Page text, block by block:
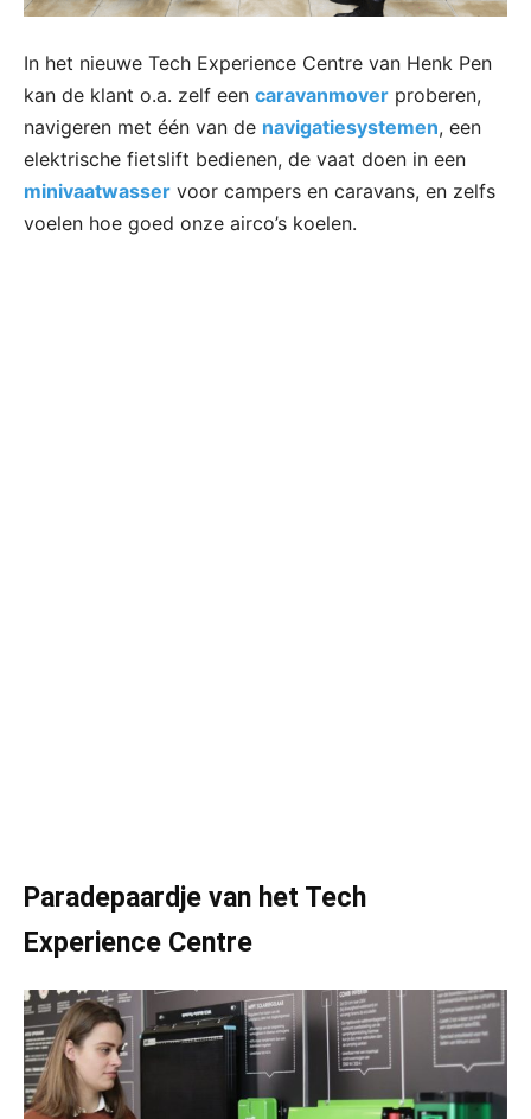
In het nieuwe Tech Experience Centre van Henk Pen
kan de klant o.a. zelf een caravanmover proberen,
navigeren met één van de navigatiesystemen, een
elektrische fietslift bedienen, de vaat doen in een
minivaatwasser voor campers en caravans, en zelfs
voelen hoe goed onze airco’s koelen.
Paradepaardje van het Tech
Experience Centre